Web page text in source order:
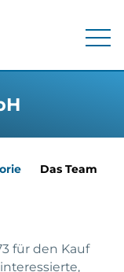
Menü
Das Team
für den Kauf